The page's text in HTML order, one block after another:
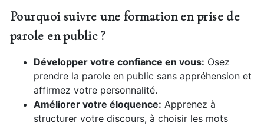
Pourquoi suivre une formation en prise de
parole en public ?
Développer votre confiance en vous: Osez
prendre la parole en public sans appréhension et
affirmez votre personnalité.
Améliorer votre éloquence: Apprenez à
structurer votre discours, à choisir les mots